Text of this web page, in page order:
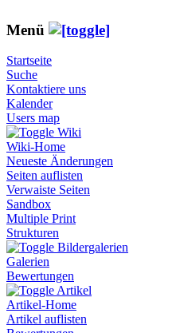
Menü
Startseite
Suche
Kontaktiere uns
Kalender
Users map
Wiki
Wiki-Home
Neueste Änderungen
Seiten auflisten
Verwaiste Seiten
Sandbox
Multiple Print
Strukturen
Bildergalerien
Galerien
Bewertungen
Artikel
Artikel-Home
Artikel auflisten